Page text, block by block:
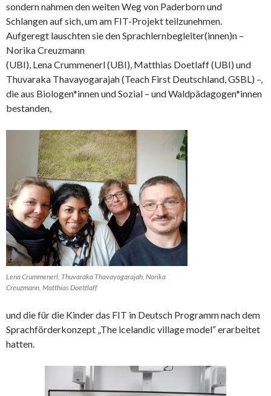
sondern nahmen den weiten Weg von Paderborn und
Schlangen auf sich, um am FIT-Projekt teilzunehmen.
Aufgeregt lauschten sie den Sprachlernbegleiter(innen)n –
Norika Creuzmann
(UBI), Lena Crummenerl (UBI), Matthias Doetlaff (UBI) und
Thuvaraka Thavayogarajah (Teach First Deutschland, GSBL) –,
die aus Biologen*innen und Sozial – und Waldpädagogen*innen
bestanden,
Lena Crummenerl, Thuvaraka Thavayogarajah, Norika
Creuzmann, Matthias Doettlaff
und die für die Kinder das FIT in Deutsch Programm nach dem
Sprachförderkonzept „The icelandic village model“ erarbeitet
hatten.